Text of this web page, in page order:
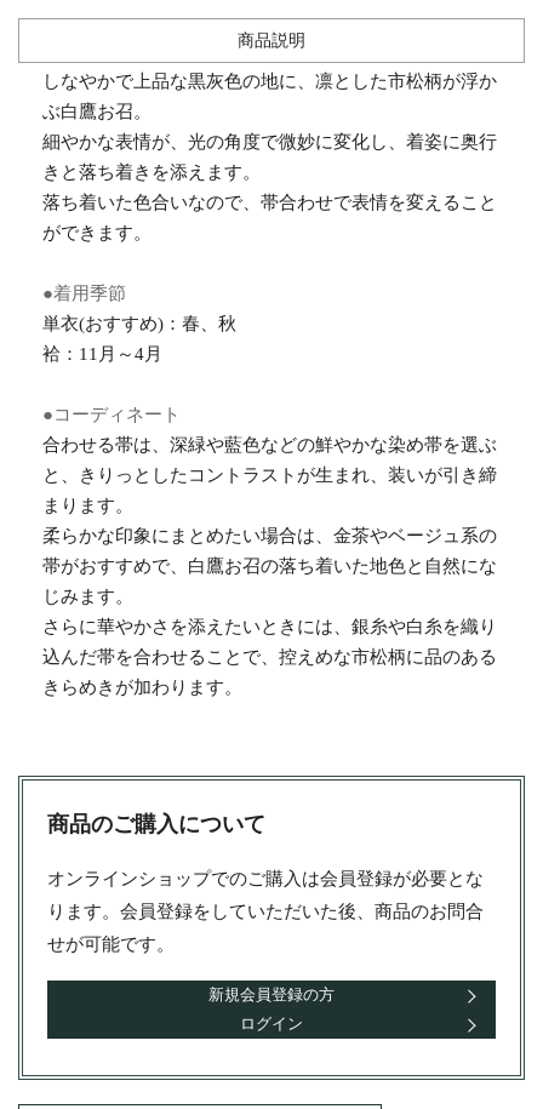
商品説明
しなやかで上品な黒灰色の地に、凛とした市松柄が浮か
ぶ白鷹お召。
細やかな表情が、光の角度で微妙に変化し、着姿に奥行
きと落ち着きを添えます。
落ち着いた色合いなので、帯合わせで表情を変えること
ができます。
●着用季節
単衣(おすすめ)：春、秋
袷：11月～4月
●コーディネート
合わせる帯は、深緑や藍色などの鮮やかな染め帯を選ぶ
と、きりっとしたコントラストが生まれ、装いが引き締
まります。
柔らかな印象にまとめたい場合は、金茶やベージュ系の
帯がおすすめで、白鷹お召の落ち着いた地色と自然にな
じみます。
さらに華やかさを添えたいときには、銀糸や白糸を織り
込んだ帯を合わせることで、控えめな市松柄に品のある
きらめきが加わります。
商品のご購入について
オンラインショップでのご購入は会員登録が必要とな
ります。会員登録をしていただいた後、商品のお問合
せが可能です。
新規会員登録の方
ログイン